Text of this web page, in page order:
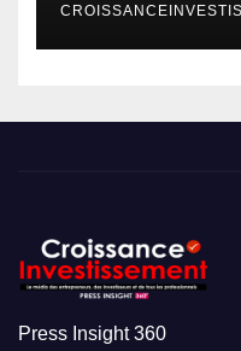
Press Insight 360